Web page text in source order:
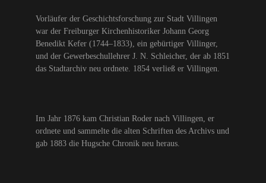
Vorläufer der Geschichtsforschung zur Stadt Villingen
war der Freiburger Kirchenhistoriker Johann Georg
Benedikt Kefer (1744–1833), ein gebürtiger Villinger,
und der Gewerbeschullehrer J. N. Schleicher, der ab 1851
das Stadtarchiv neu ordnete. 1854 verließ er Villingen.
Im Jahr 1876 kam Christian Roder nach Villingen, er
ordnete und sammelte die alten Schriften des Archivs und
gab 1883 die Hugsche Chronik neu heraus.